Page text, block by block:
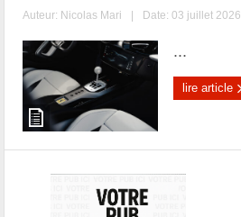
Auteur: Nicolas Mari | Date: 03 juillet 2026
...
lire article